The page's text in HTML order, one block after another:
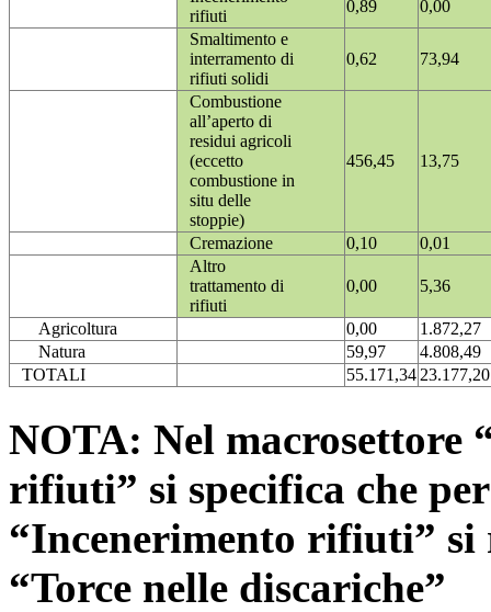
rifiuti
0,89
0,00
Smaltimento e
interramento di
rifiuti solidi
0,62 73,94
Combustione
all’aperto di
residui agricoli
(eccetto
combustione in
situ delle
stoppie)
456,45 13,75
Cremazione 0,10
0,01
Altro
trattamento di
rifiuti
0,00 5,36
Agricoltura 0,00
1.872,27
Natura
59,97
4.808,49
TOTALI
55.171,3423.177,20
NOTA: Nel macrosettore
rifiuti” si specifica che
“Incenerimento rifiuti”
“Torce nelle discariche”